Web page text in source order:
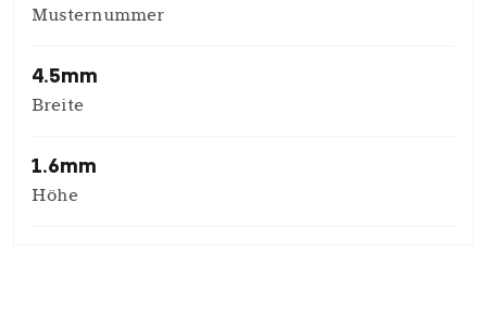
Musternummer
4.5mm
Breite
1.6mm
Höhe